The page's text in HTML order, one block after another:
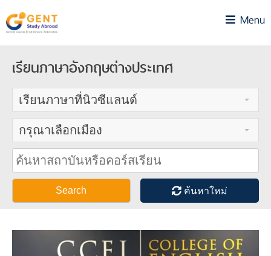
to
content
Menu
เรียนภาษาอังกฤษต่างประเทศ
เรียนภาษาที่นิวซีแลนด์
กรุณาเลือกเมือง
Search ค้นหาใหม่